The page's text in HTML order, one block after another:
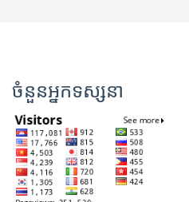
ចំនួនអ្នកទស្សនា